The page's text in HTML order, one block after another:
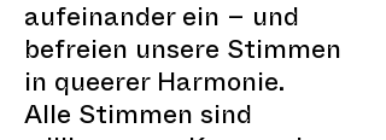
aufeinander ein – und
befreien unsere Stimmen
in queerer Harmonie.
Alle Stimmen sind